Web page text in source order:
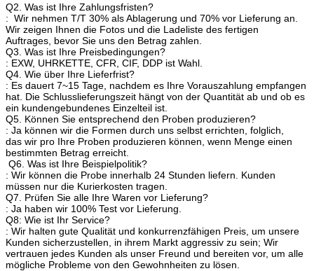
Q2. Was ist Ihre Zahlungsfristen?
: Wir nehmen T/T 30% als Ablagerung und 70% vor Lieferung an.
Wir zeigen Ihnen die Fotos und die Ladeliste des fertigen
Auftrages, bevor Sie uns den Betrag zahlen.
Q3. Was ist Ihre Preisbedingungen?
: EXW, UHRKETTE, CFR, CIF, DDP ist Wahl.
Q4. Wie über Ihre Lieferfrist?
: Es dauert 7~15 Tage, nachdem es Ihre Vorauszahlung empfangen
hat. Die Schlusslieferungszeit hängt von der Quantität ab und ob es
ein kundengebundenes Einzelteil ist.
Q5. Können Sie entsprechend den Proben produzieren?
: Ja können wir die Formen durch uns selbst errichten, folglich,
das wir pro Ihre Proben produzieren können, wenn Menge einen
bestimmten Betrag erreicht.
Q6. Was ist Ihre Beispielpolitik?
: Wir können die Probe innerhalb 24 Stunden liefern. Kunden
müssen nur die Kurierkosten tragen.
Q7. Prüfen Sie alle Ihre Waren vor Lieferung?
: Ja haben wir 100% Test vor Lieferung.
Q8: Wie ist Ihr Service?
: Wir halten gute Qualität und konkurrenzfähigen Preis, um unsere
Kunden sicherzustellen, in ihrem Markt aggressiv zu sein; Wir
vertrauen jedes Kunden als unser Freund und bereiten vor, um alle
mögliche Probleme von den Gewohnheiten zu lösen.